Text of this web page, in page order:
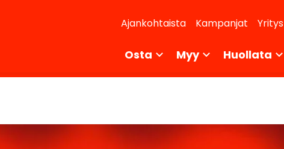
SecondaryAjankohtaista Kampanjat Yritys
Päävalikko
Osta Myy Huollata